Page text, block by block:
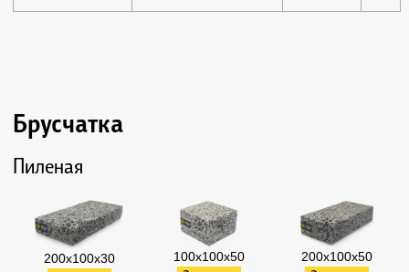
Брусчатка
Пиленая
200х100х30 100х100х50 200х100х50